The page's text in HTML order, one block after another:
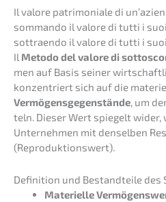
Il valore patri­mo­nia­le di
somman­do il valore di tutti i
sottraen­do il valore di tutti i
Il Metodo del valore di
men auf Basis seiner
konzen­triert sich auf die
Vermö­gens­ge­gen­stän­de, um
teln. Dieser Wert spiegelt wider,
Unter­neh­men mit densel­ben
(Repro­duk­ti­ons­wert).
Defini­ti­on und Bestand­tei­le des
Materi­el­le